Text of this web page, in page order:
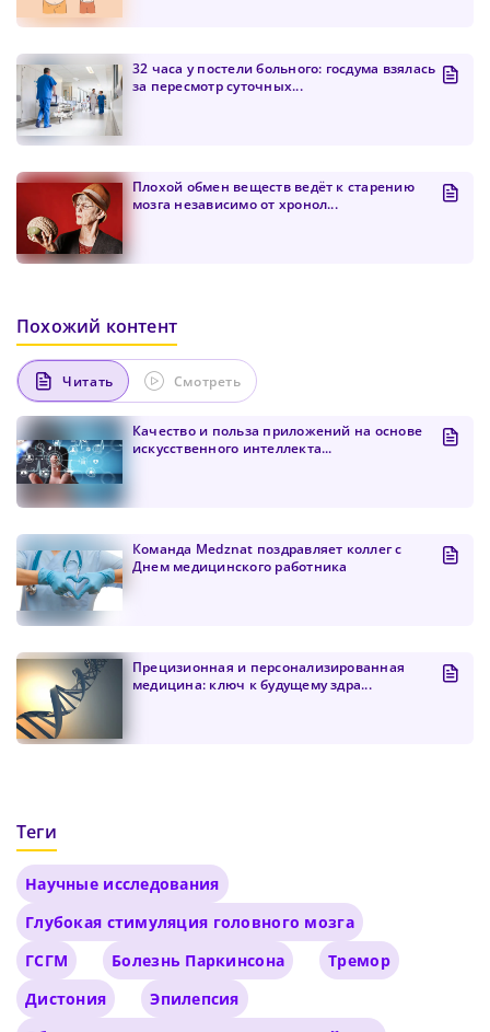
цифра и один специальный символ
Пароль должен содержать от 8 до 12 символов
Подтвердите Пароль
32 часа у постели больного: госдума взялась
за пересмотр суточных...
Плохой обмен веществ ведёт к старению
мозга независимо от хронол...
Похожий контент
Читать Смотреть
Качество и польза приложений на основе
искусственного интеллекта...
Команда Medznat поздравляет коллег с
Днем медицинского работника
Прецизионная и персонализированная
медицина: ключ к будущему здра...
Теги
Научные исследования
Глубокая стимуляция головного мозга
ГСГМ
Болезнь Паркинсона
Тремор
Дистония
Эпилепсия